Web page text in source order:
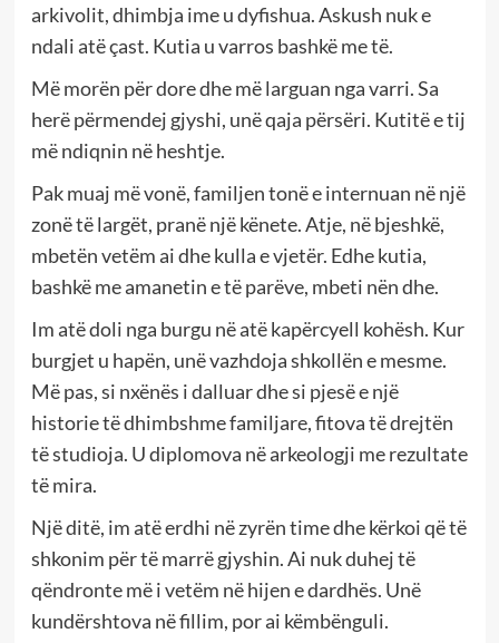
arkivolit, dhimbja ime u dyfishua. Askush nuk e
ndali atë çast. Kutia u varros bashkë me të.
Më morën për dore dhe më larguan nga varri. Sa
herë përmendej gjyshi, unë qaja përsëri. Kutitë e tij
më ndiqnin në heshtje.
Pak muaj më vonë, familjen tonë e internuan në një
zonë të largët, pranë një kënete. Atje, në bjeshkë,
mbetën vetëm ai dhe kulla e vjetër. Edhe kutia,
bashkë me amanetin e të parëve, mbeti nën dhe.
Im atë doli nga burgu në atë kapërcyell kohësh. Kur
burgjet u hapën, unë vazhdoja shkollën e mesme.
Më pas, si nxënës i dalluar dhe si pjesë e një
historie të dhimbshme familjare, fitova të drejtën
të studioja. U diplomova në arkeologji me rezultate
të mira.
Një ditë, im atë erdhi në zyrën time dhe kërkoi që të
shkonim për të marrë gjyshin. Ai nuk duhej të
qëndronte më i vetëm në hijen e dardhës. Unë
kundërshtova në fillim, por ai këmbënguli.